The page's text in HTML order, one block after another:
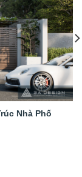
Nhà Phố